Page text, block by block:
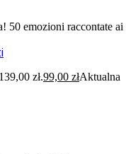
50 emozioni raccontate ai
zł.99,00złAktualna